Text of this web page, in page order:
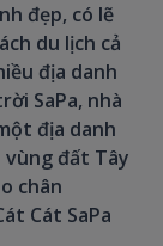
đẹp, có lẽ
du lịch cả
địa danh
SaPa, nhà
địa danh
vùng đất Tây
chân
Cát SaPa